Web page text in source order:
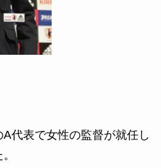
A代表で女性の監督が就任し